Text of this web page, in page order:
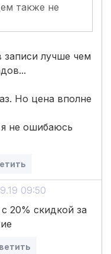
также не
лучше чем
Но цена вполне
не ошибаюсь
09:50
20% скидкой за